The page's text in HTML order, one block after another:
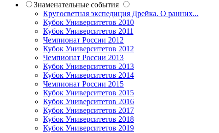
Знаменательные события
Кругосветная экспедиция Дрейка. О ранних...
Кубок Университетов 2010
Кубок Университетов 2011
Чемпионат России 2012
Кубок Университетов 2012
Чемпионат России 2013
Кубок Университетов 2013
Кубок Университетов 2014
Чемпионат России 2015
Кубок Университетов 2015
Кубок Университетов 2016
Кубок Университетов 2017
Кубок Университетов 2018
Кубок Университетов 2019